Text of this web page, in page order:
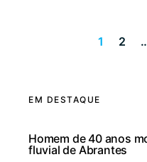
1 2
EM DESTAQUE
Homem de 40 anos
fluvial de Abrantes